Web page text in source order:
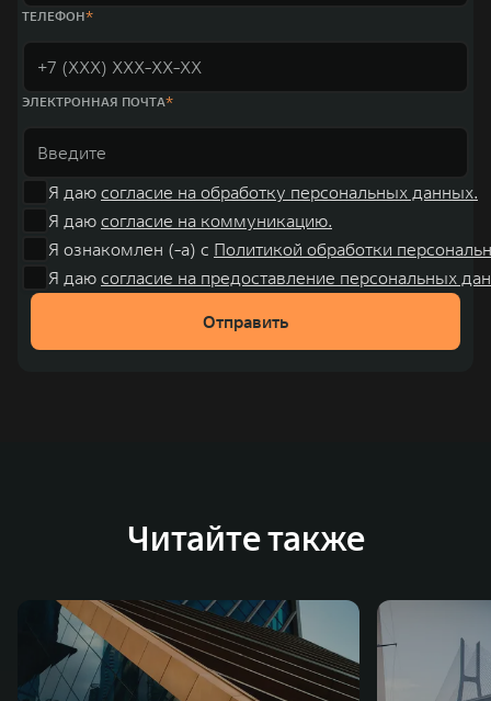
ТЕЛЕФОН
ЭЛЕКТРОННАЯ ПОЧТА
Я даю согласие на обработку персональных данных.
Я даю согласие на коммуникацию.
Я ознакомлен (-а) с Политикой обработки
Я даю согласие на предоставление персональных
Отправить
Читайте также